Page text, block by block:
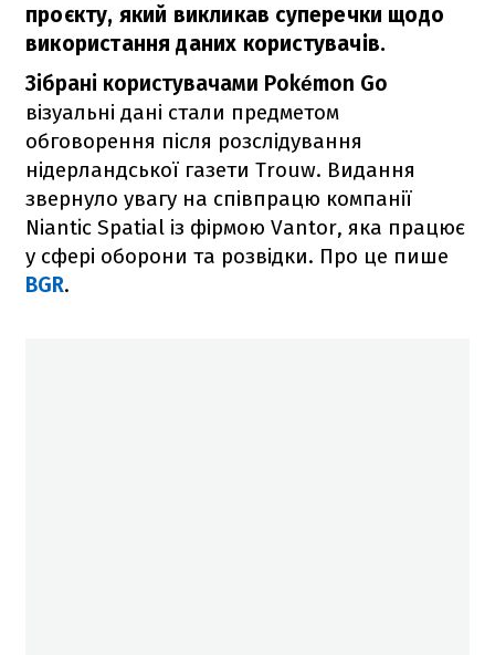
проєкту, який викликав суперечки щодо
використання даних користувачів.
Зібрані користувачами Pokémon Go
візуальні дані стали предметом
обговорення після розслідування
нідерландської газети Trouw. Видання
звернуло увагу на співпрацю компанії
Niantic Spatial із фірмою Vantor, яка працює
у сфері оборони та розвідки. Про це пише
BGR.